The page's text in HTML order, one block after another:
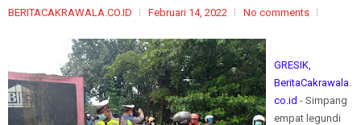
BERITACAKRAWALA.CO.ID Februari 14, 2022 No comments
GRESIK,
BeritaCakrawala.
co.id - Simpang
empat legundi